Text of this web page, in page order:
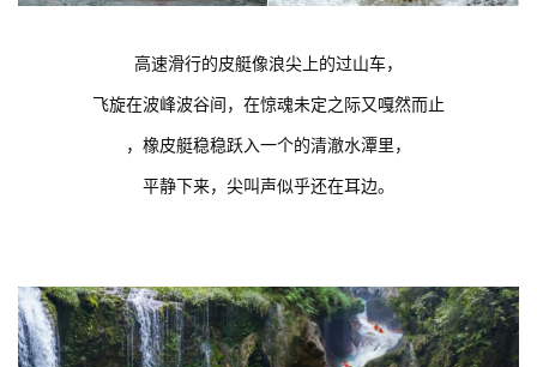
高速滑行的皮艇像浪尖上的过山车，
飞旋在波峰波谷间，在惊魂未定之际又嘎然而止
，橡皮艇稳稳跃入一个的清澈水潭里，
平静下来，尖叫声似乎还在耳边。